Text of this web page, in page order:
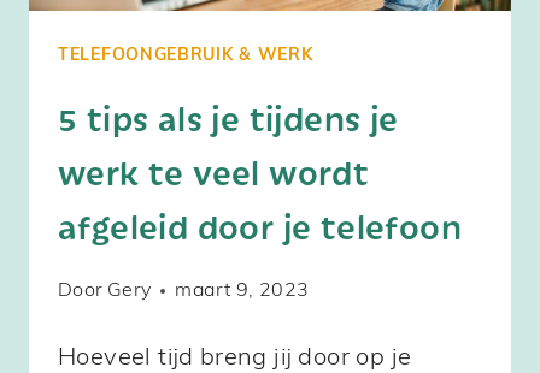
TELEFOONGEBRUIK & WERK
5 tips als je tijdens je
werk te veel wordt
afgeleid door je telefoon
Door Gery maart 9, 2023
Hoeveel tijd breng jij door op je